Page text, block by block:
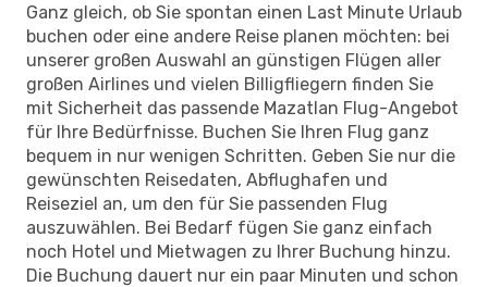
Ganz gleich, ob Sie spontan einen Last Minute Urlaub
buchen oder eine andere Reise planen möchten: bei
unserer großen Auswahl an günstigen Flügen aller
großen Airlines und vielen Billigfliegern finden Sie
mit Sicherheit das passende Mazatlan Flug-Angebot
für Ihre Bedürfnisse. Buchen Sie Ihren Flug ganz
bequem in nur wenigen Schritten. Geben Sie nur die
gewünschten Reisedaten, Abflughafen und
Reiseziel an, um den für Sie passenden Flug
auszuwählen. Bei Bedarf fügen Sie ganz einfach
noch Hotel und Mietwagen zu Ihrer Buchung hinzu.
Die Buchung dauert nur ein paar Minuten und schon